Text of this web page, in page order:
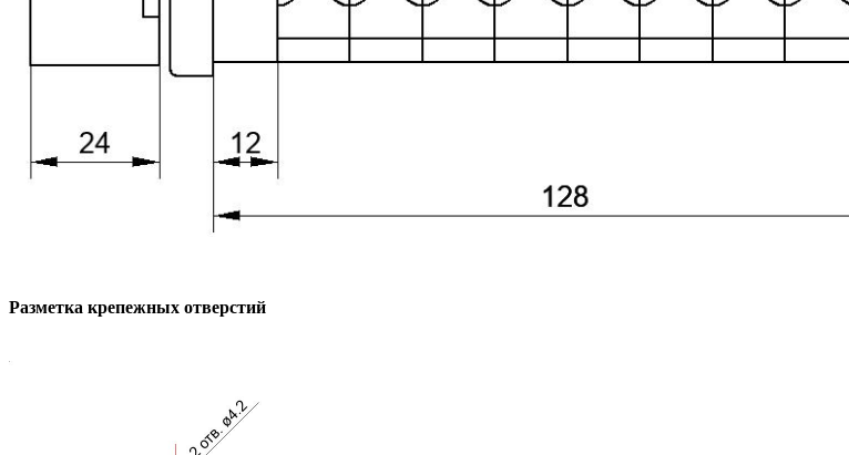
Разметка крепежных отверстий